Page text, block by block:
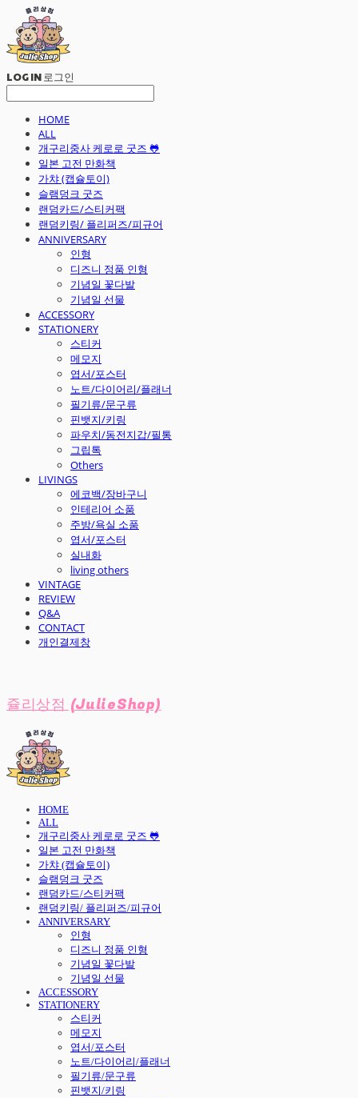
LOG IN로그인
HOME
ALL
개구리중사 케로로 굿즈 🐸
일본 고전 만화책
가챠 (캡슐토이)
슬램덩크 굿즈
랜덤카드/스티커팩
랜덤키링/ 플리퍼즈/피규어
ANNIVERSARY
인형
디즈니 정품 인형
기념일 꽃다발
기념일 선물
ACCESSORY
STATIONERY
스티커
메모지
엽서/포스터
노트/다이어리/플래너
필기류/문구류
핀뱃지/키링
파우치/동전지갑/필통
그립톡
Others
LIVINGS
에코백/장바구니
인테리어 소품
주방/욕실 소품
엽서/포스터
실내화
living others
VINTAGE
REVIEW
Q&A
CONTACT
개인결제창
쥴리상점 (JulieShop)
HOME
ALL
개구리중사 케로로 굿즈 🐸
일본 고전 만화책
가챠 (캡슐토이)
슬램덩크 굿즈
랜덤카드/스티커팩
랜덤키링/ 플리퍼즈/피규어
ANNIVERSARY
인형
디즈니 정품 인형
기념일 꽃다발
기념일 선물
ACCESSORY
STATIONERY
스티커
메모지
엽서/포스터
노트/다이어리/플래너
필기류/문구류
핀뱃지/키링